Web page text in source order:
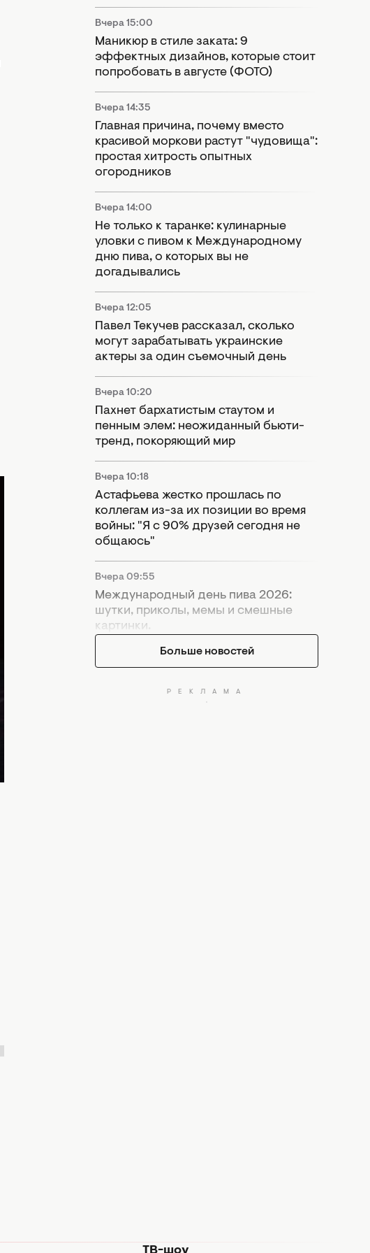
Вчера 15:00
Маникюр в стиле заката: 9
эффектных дизайнов, которые стоит
попробовать в августе (ФОТО)
Вчера 14:35
Главная причина, почему вместо
красивой моркови растут "чудовища":
простая хитрость опытных
огородников
Вчера 14:00
Не только к таранке: кулинарные
уловки с пивом к Международному
дню пива, о которых вы не
догадывались
Вчера 12:05
Павел Текучев рассказал, сколько
могут зарабатывать украинские
актеры за один съемочный день
Вчера 10:20
Пахнет бархатистым стаутом и
пенным элем: неожиданный бьюти-
тренд, покоряющий мир
Вчера 10:18
Астафьева жестко прошлась по
коллегам из-за их позиции во время
войны: "Я с 90% друзей сегодня не
общаюсь"
Вчера 09:55
Международный день пива 2026:
шутки, приколы, мемы и смешные
картинки.
Больше новостей